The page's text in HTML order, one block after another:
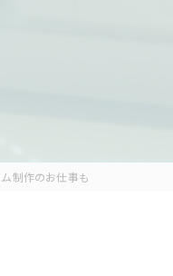
制作のお仕事も